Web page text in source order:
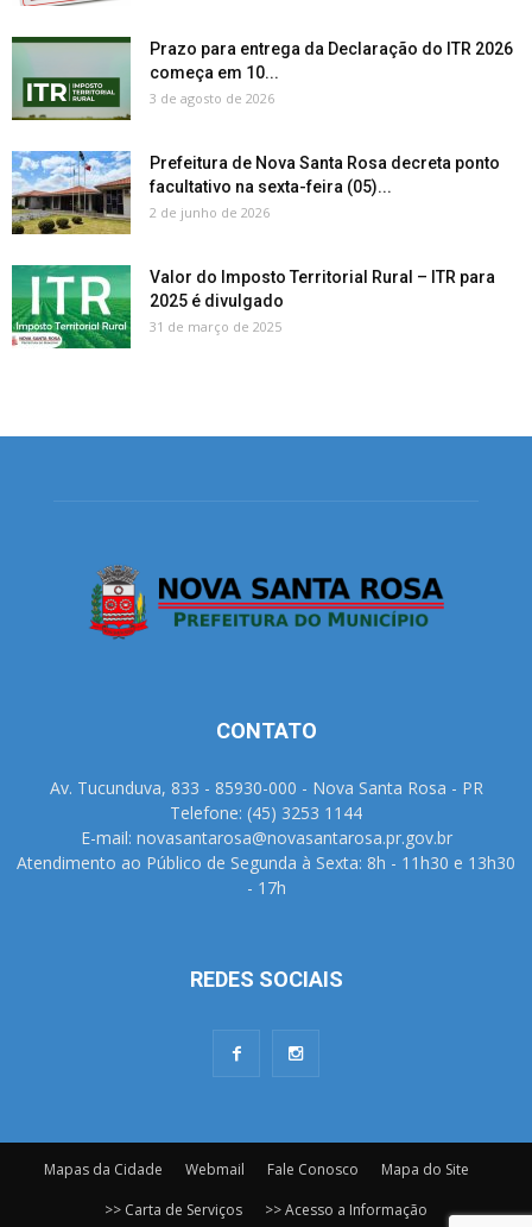
Prazo para entrega da Declaração do ITR 2026
começa em 10...
3 de agosto de 2026
Prefeitura de Nova Santa Rosa decreta ponto
facultativo na sexta-feira (05)...
2 de junho de 2026
Valor do Imposto Territorial Rural – ITR para
2025 é divulgado
31 de março de 2025
CONTATO
Av. Tucunduva, 833 - 85930-000 - Nova Santa Rosa - PR
Telefone: (45) 3253 1144
E-mail: novasantarosa@novasantarosa.pr.gov.br
Atendimento ao Público de Segunda à Sexta: 8h - 11h30 e 13h30
- 17h
REDES SOCIAIS
Mapas da Cidade Webmail Fale Conosco
Mapa do Site
>> Carta de Serviços
>> Acesso a Informação